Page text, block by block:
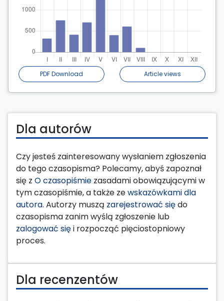
PDF Download Article views
Dla autorów
Czy jesteś zainteresowany wysłaniem zgłoszenia
do tego czasopisma? Polecamy, abyś zapoznał
się z O czasopiśmie zasadami obowiązującymi w
tym czasopiśmie, a także zewskazówkami dla
autora. Autorzy muszą zarejestrować siędo
czasopisma zanim wyślą zgłoszenie lub
zalogować sięi rozpocząć pięciostopniowy
proces.
Dla recenzentów